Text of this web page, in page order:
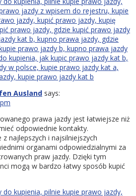
jazdy z wpisem do rejestru, kupie
jazdy, kupić prawo jazdy, kupię
prawo jazdy, gdzie kupić prawo jazdy
kat b, kupno prawa jazdy, gdzie
prawo jazdy b, kupno prawa jazdy
kupienia, jak kupic prawo jazdy kat b,
w polsce, kupie prawo jazdy kat a,
kupie prawo jazdy kat b
Ausland says:
prawa jazdy jest łatwiejsze niż
odpowiednie kontakty.
najlepszych i najsilniejszych
organami odpowiedzialnymi za
praw jazdy. Dzięki tym
mogą w bardzo łatwy sposób kupić
kupienia, pilnie kupie prawo jazdy,